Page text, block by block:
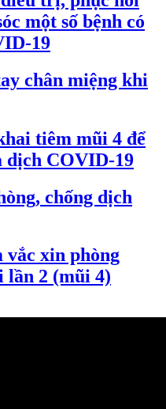
một số bệnh có
19
chân miệng khi
tiêm mũi 4 để
dịch COVID-19
chống dịch
vắc xin phòng
lần 2 (mũi 4)